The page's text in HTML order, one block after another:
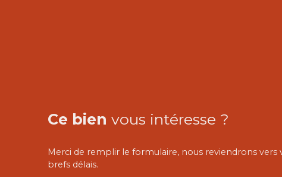
Ce bien vous intéresse ?
Merci de remplir le formulaire, nous reviendrons vers
brefs délais.